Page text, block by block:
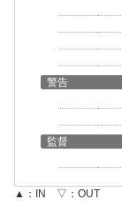
警告
監督
▲：IN ▽：OUT